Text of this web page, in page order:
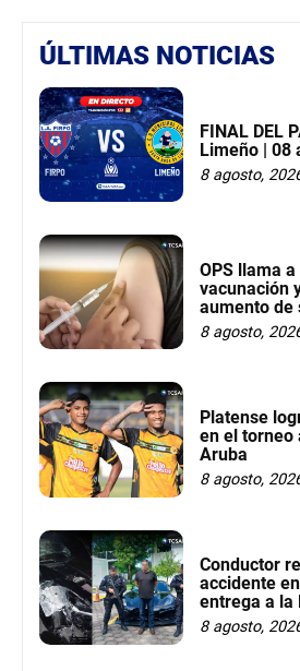
ÚLTIMAS NOTICIAS
FINAL DEL
Limeño | 08
8 agosto,
OPS llama
vacunación
aumento de
8 agosto,
Platense
en el torneo
Aruba
8 agosto,
Conductor
accidente
entrega a la
8 agosto,